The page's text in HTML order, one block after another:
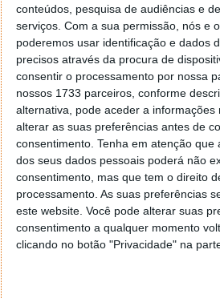
conteúdos, pesquisa de audiências e
serviços. Com a sua permissão, nós e
poderemos usar identificação e dados
precisos através da procura de
consentir o processamento por nossa
nossos 1733 parceiros, conforme
alternativa, pode aceder a informações
alterar as suas preferências antes de
consentimento. Tenha em atenção que
dos seus dados pessoais poderá não
consentimento, mas que tem o direito
processamento. As suas preferências
este website. Você pode alterar suas
consentimento a qualquer momento
clicando no botão "Privacidade" na